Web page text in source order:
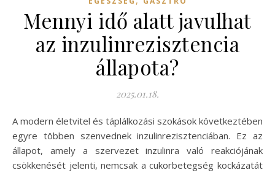
Mennyi idő alatt javulhat
az inzulinrezisztencia
állapota?
2025.01.18.
A modern életvitel és táplálkozási szokások következtében
egyre többen szenvednek inzulinrezisztenciában. Ez az
állapot, amely a szervezet inzulinra való reakciójának
csökkenését jelenti, nemcsak a cukorbetegség kockázatát